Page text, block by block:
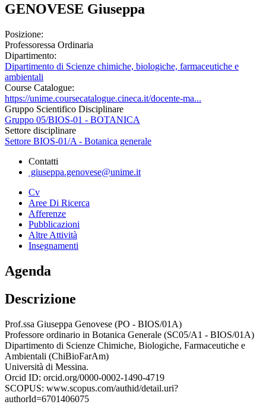
GENOVESE Giuseppa
Posizione:
Professoressa Ordinaria
Dipartimento:
Dipartimento di Scienze chimiche, biologiche, farmaceutiche e
ambientali
Course Catalogue:
https://unime.coursecatalogue.cineca.it/docente-ma...
Gruppo Scientifico Disciplinare
Gruppo 05/BIOS-01 - BOTANICA
Settore disciplinare
Settore BIOS-01/A - Botanica generale
Contatti
giuseppa.genovese@unime.it
Cv
Aree Di Ricerca
Afferenze
Pubblicazioni
Altre Attività
Insegnamenti
Agenda
Descrizione
Prof.ssa Giuseppa Genovese (PO - BIOS/01A)
Professore ordinario in Botanica Generale (SC05/A1 - BIOS/01A)
Dipartimento di Scienze Chimiche, Biologiche, Farmaceutiche e
Ambientali (ChiBioFarAm)
Università di Messina.
Orcid ID: orcid.org/0000-0002-1490-4719
SCOPUS: www.scopus.com/authid/detail.uri?
authorId=6701406075